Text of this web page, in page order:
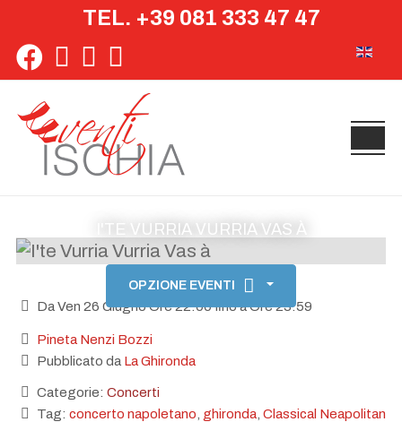
TEL. +39 081 333 47 47
I'TE VURRIA VURRIA VAS À
OPZIONE EVENTI
Da Ven 26 Giugno Ore 22:00 fino a Ore 23:59
Pineta Nenzi Bozzi
Pubblicato da La Ghironda
Categorie: Concerti
Tag: concerto napoletano ghironda Classical Neapolitan